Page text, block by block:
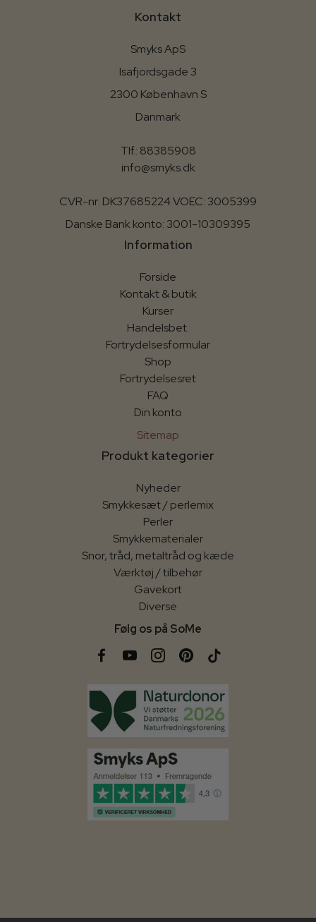
Kontakt
Smyks ApS
Isafjordsgade 3
2300 København S
Danmark
Tlf.: 88385908
info@smyks.dk
CVR-nr: DK37685224 VOEC: 3005399
Danske Bank konto: 3001-10309395
Information
Forside
Kontakt & butik
Kurser
Handelsbet.
Fortrydelsesformular
Shop
Fortrydelsesret
FAQ
Din konto
Sitemap
Produkt kategorier
Nyheder
Smykkesæt / perlemix
Perler
Smykkematerialer
Snor, tråd, metaltråd og kæde
Værktøj / tilbehør
Gavekort
Diverse
Følg os på SoMe